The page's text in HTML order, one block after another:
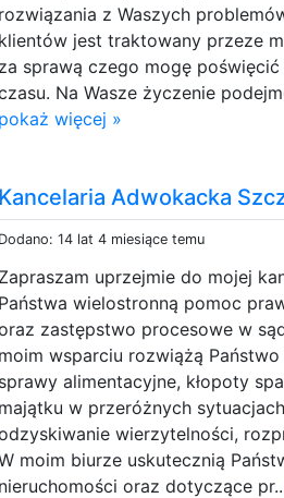
rozwiązania z Waszych
klientów jest traktowany przeze
za sprawą czego mogę
Na Wasze życzenie
pokaż więcej »
Kancelaria Adwokacka
Dodano: 14 lat 4 miesiące temu
Zapraszam uprzejmie do mojej
Państwa wielostronną pomoc
zastępstwo procesowe w
moim wsparciu rozwiążą
sprawy alimentacyjne, kłopoty
majątku w przeróżnych
wierzytelności,
moim biurze uskutecznią
nieruchomości oraz dotyczące